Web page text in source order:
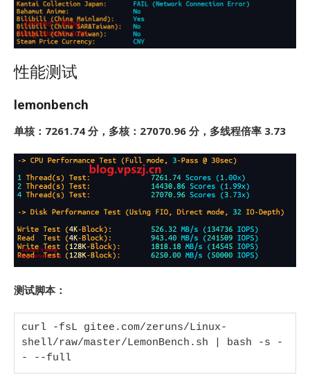
性能测试
lemonbench
单核：7261.74 分，多核：27070.96 分，多线程倍率 3.73
测试脚本：
curl -fsL gitee.com/zeruns/Linux-
shell/raw/master/LemonBench.sh | bash -s -
- --full